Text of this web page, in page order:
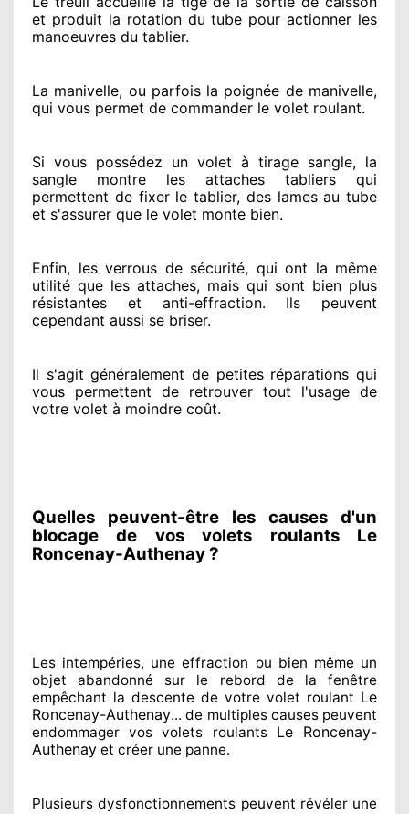
et produit la rotation du tube pour actionner les
manoeuvres du tablier.
La manivelle, ou parfois la poignée de manivelle,
qui vous permet de commander le volet roulant.
Si vous possédez un volet à tirage sangle, la
sangle montre les attaches tabliers qui
permettent de fixer le tablier, des lames au tube
et s'assurer que le volet monte bien.
Enfin, les verrous de sécurité, qui ont la même
utilité que les attaches, mais qui sont bien plus
résistantes et anti-effraction. Ils peuvent
cependant aussi se briser.
Il s'agit généralement de petites réparations qui
vous permettent de retrouver tout l'usage de
votre volet à moindre coût.
Quelles peuvent-être les causes d'un
blocage de vos volets roulants Le
Roncenay-Authenay ?
Les intempéries, une effraction ou bien même un
objet abandonné sur le rebord de la fenêtre
empêchant la descente de votre volet roulant Le
Roncenay-Authenay... de multiplescauses peuvent
endommager vos volets roulants Le Roncenay-
Authenay et créer une panne.
Plusieurs dysfonctionnements peuvent révélerune